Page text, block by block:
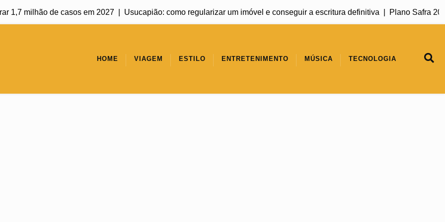
de casos em 2027 |Usucapião: como regularizar um imóvel e conseguir a escritura definitiva |Plano Safra 2026/
HOME VIAGEM ESTILO ENTRETENIMENTO MÚSICA TECNOLOGIA